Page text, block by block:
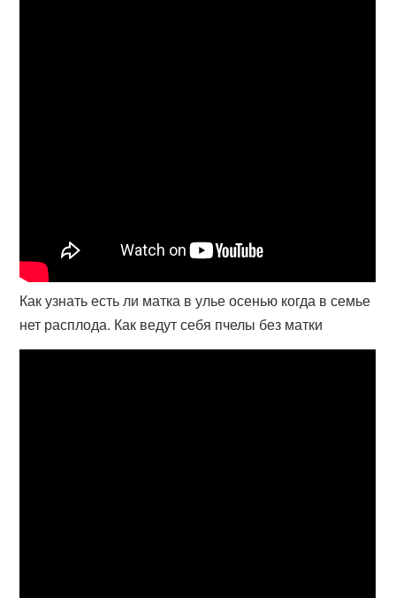
Как узнать есть ли матка в улье осенью когда в семье
нет расплода. Как ведут себя пчелы без матки